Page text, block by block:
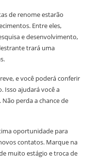
de renome estarão
Entre eles,
e desenvolvimento,
trará uma
e você poderá conferir
Isso ajudará você a
perda a chance de
oportunidade para
contatos. Marque na
muito estágio e troca de